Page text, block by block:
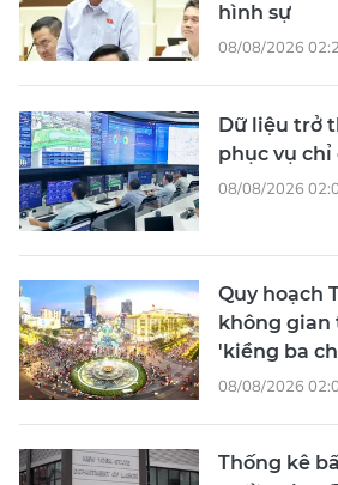
hình sự
08/08/2026
Dữ liệu trở
phục vụ chỉ
08/08/2026
Quy hoạch
không
'kiềng ba
08/08/2026
Thống kê